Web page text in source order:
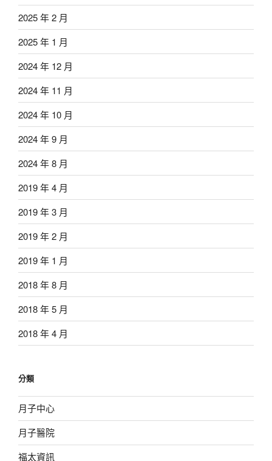
2025 年 2 月
2025 年 1 月
2024 年 12 月
2024 年 11 月
2024 年 10 月
2024 年 9 月
2024 年 8 月
2019 年 4 月
2019 年 3 月
2019 年 2 月
2019 年 1 月
2018 年 8 月
2018 年 5 月
2018 年 4 月
分類
月子中心
月子醫院
福太資訊